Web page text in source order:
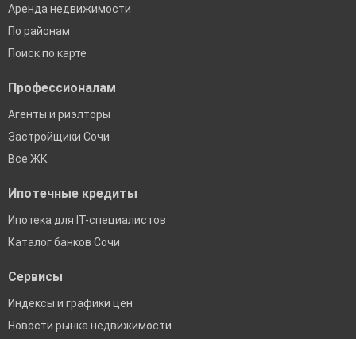
Аренда недвижимости
По районам
Поиск по карте
Профессионалам
Агенты и риэлторы
Застройщики Сочи
Все ЖК
Ипотечные кредиты
Ипотека для IT-специалистов
Каталог банков Сочи
Сервисы
Индексы и графики цен
Новости рынка недвижимости